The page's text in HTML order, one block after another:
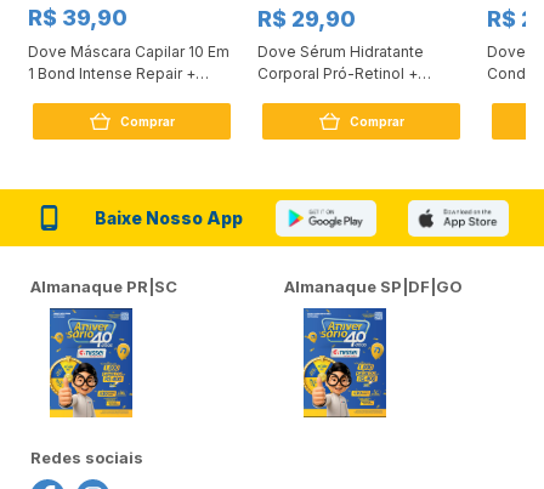
R$ 39,90
Dove Máscara Capilar 10 Em
1 Bond Intense Repair +
Comprar
R$ 29,90
Dove Sérum Hidratante
Corporal Pró-Retinol +
Comprar
R$
Dove
Baixe Nosso App
Almanaque PR|SC Almanaque SP|DF|GO
Redes sociais